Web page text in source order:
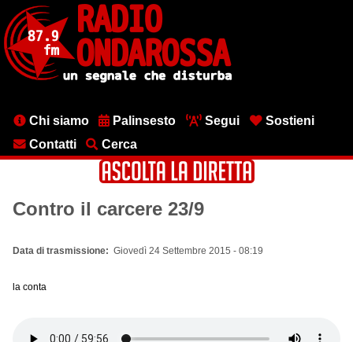
contenuto
principale
MenuChi siamo Palinsesto Segui
Sostieni
Contatti
Cerca
Contro il carcere 23/9
Data di trasmissione Giovedì 24 Settembre 2015 - 08:19
la conta